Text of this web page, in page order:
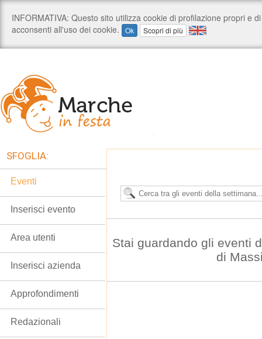
Stai guardando gli eventi
di
SFOGLIA:
Eventi
Inserisci evento
Area utenti
Inserisci azienda
Approfondimenti
Redazionali